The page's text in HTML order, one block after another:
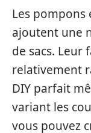
Les pompons
ajoutent une
de sacs. Leur
relativement
DIY parfait
variant les
vous pouvez